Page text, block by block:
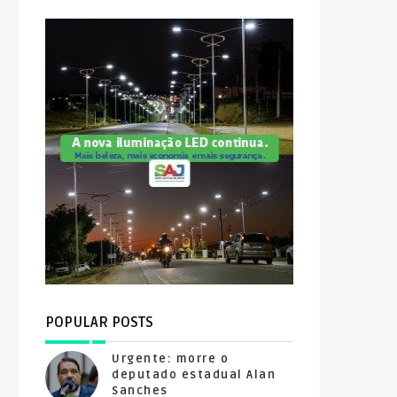
POPULAR POSTS
Urgente: morre o
deputado estadual Alan
Sanches